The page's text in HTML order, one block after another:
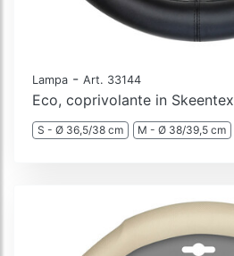
Lampa - Art. 33144
Eco, coprivolante in Skeentex
S - Ø 36,5/38 cm M - Ø 38/39,5 cm